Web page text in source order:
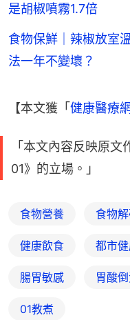
是胡椒噴霧1.7倍
食物保鮮｜辣椒放室
法一年不變壞？
【本文獲「健康醫療網
「本文內容反映原
01》的立場。」
食物營養 食物
健康飲食 都市
腸胃敏感 胃酸
01教煮